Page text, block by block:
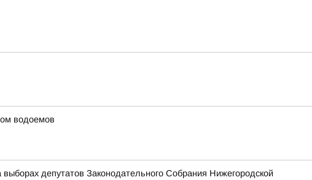
водоемов
депутатов Законодательного Собрания Нижегородской